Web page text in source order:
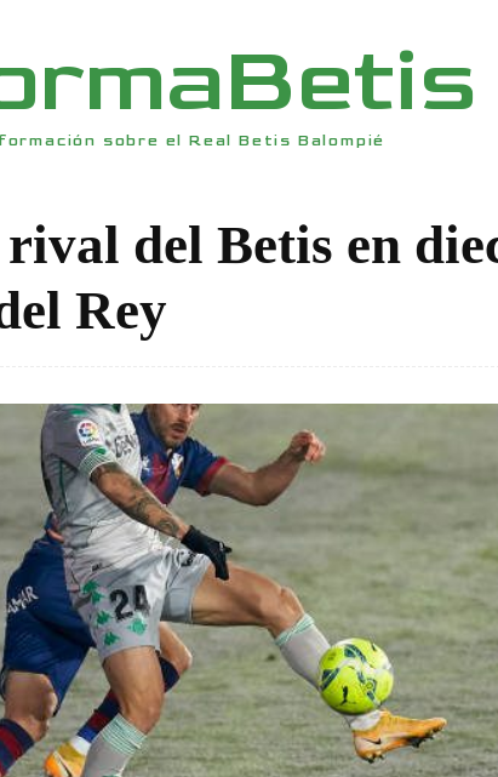
sobre el Real Betis Balompié
del Betis en
Rey